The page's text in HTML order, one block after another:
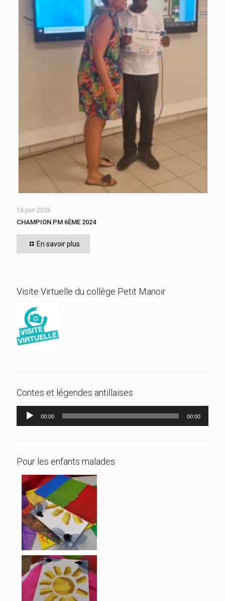
Une finale opposant les classes de 601 et 602 a vu la victoire
de WILLIAM Chris, de 601, qui obtient le titre de meilleur 6ème.
Bravo![…]
18 juin 2026
CHAMPION PM 6ÈME 2024
En savoir plus
Visite Virtuelle du collège Petit Manoir
Contes et légendes antillaises
Lecteur
audio
00:00 00:00
Pour les enfants malades